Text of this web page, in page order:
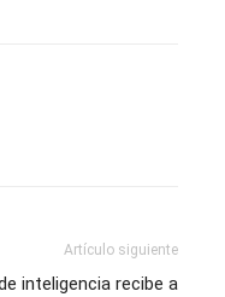
Artículo siguiente
inteligencia recibe a